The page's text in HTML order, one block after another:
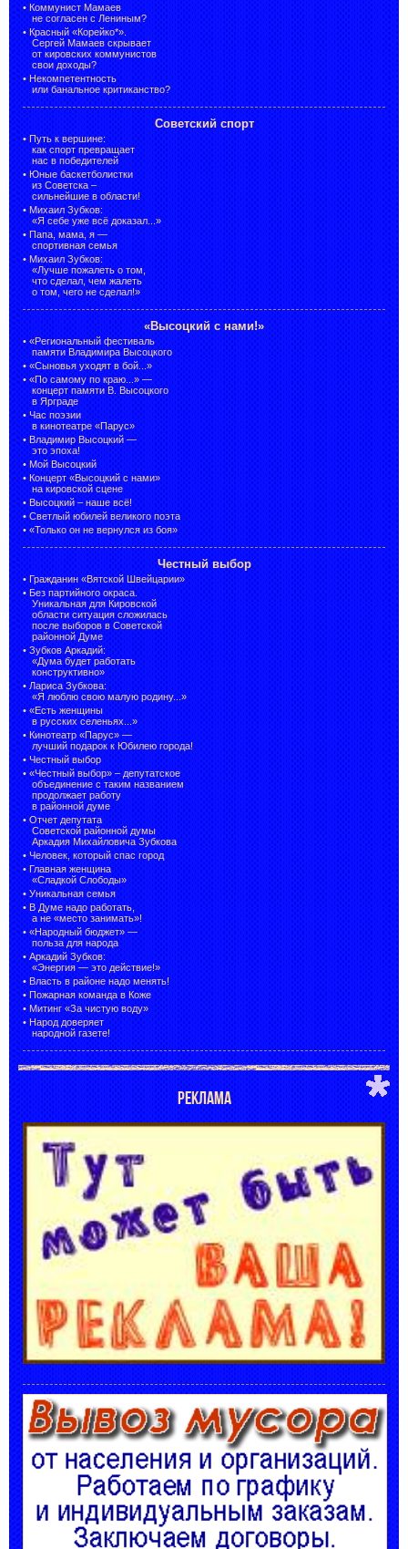
• Коммунист Мамаев
не согласен с Лениным?
• Красный «Корейко*».
Сергей Мамаев скрывает
от кировских коммунистов
свои доходы?
• Некомпетентность
или банальное критиканство?
Советский спорт
• Путь к вершине:
как спорт превращает
нас в победителей
• Юные баскетболистки
из Советска –
сильнейшие в области!
• Михаил Зубков:
«Я себе уже всё доказал...»
• Папа, мама, я —
спортивная семья
• Михаил Зубков:
«Лучше пожалеть о том,
что сделал, чем жалеть
о том, чего не сделал!»
«Высоцкий с нами!»
• «Региональный фестиваль
памяти Владимира Высоцкого
• «Сыновья уходят в бой...»
• «По самому по краю...» —
концерт памяти В. Высоцкого
в Ярграде
• Час поэзии
в кинотеатре «Парус»
• Владимир Высоцкий —
это эпоха!
• Мой Высоцкий
• Концерт «Высоцкий с нами»
на кировской сцене
• Высоцкий – наше всё!
• Светлый юбилей великого поэта
• «Только он не вернулся из боя»
Честный выбор
• Гражданин «Вятской Швейцарии»
• Без партийного окраса.
Уникальная для Кировской
области ситуация сложилась
после выборов в Советской
районной Думе
• Зубков Аркадий:
«Дума будет работать
конструктивно»
• Лариса Зубкова:
«Я люблю свою малую родину...»
• «Есть женщины
в русских селеньях...»
• Кинотеатр «Парус» —
лучший подарок к Юбилею города!
• Честный выбор
• «Честный выбор» – депутатское
объединение с таким названием
продолжает работу
в районной думе
• Отчет депутата
Советской районной думы
Аркадия Михайловича Зубкова
• Человек, который спас город
• Главная женщина
«Сладкой Слободы»
• Уникальная семья
• В Думе надо работать,
а не «место занимать»!
• «Народный бюджет» —
польза для народа
• Аркадий Зубков:
«Энергия — это действие!»
• Власть в районе надо менять!
• Пожарная команда в Коже
• Митинг «За чистую воду»
• Народ доверяет
народной газете!
РЕКЛАМА